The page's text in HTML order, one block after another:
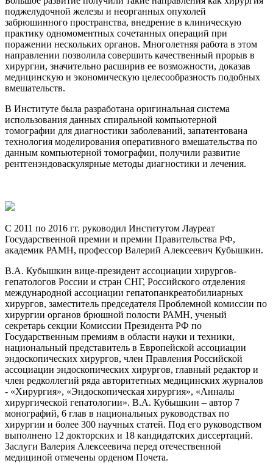
поджелудочной железы и неорганных опухолей
забрюшинного пространства, внедрение в клиническую
практику одномоментных сочетанных операций при
поражении нескольких органов. Многолетняя работа в этом
направлении позволила совершить качественный прорыв в
хирургии, значительно расширив ее возможности, доказав
медицинскую и экономическую целесообразность подобных
вмешательств.
В Институте была разработана оригинальная система
использования данных спиральной компьютерной
томографии для диагностики заболеваний, запатентована
технология моделирования оперативного вмешательства по
данным компьютерной томографии, получили развитие
рентгенэндоваскулярные методы диагностики и лечения.
С 2011 по 2016 гг. руководил Институтом Лауреат
Государственной премии и премии Правительства РФ,
академик РАМН, профессор Валерий Алексеевич Кубышкин.
В.А. Кубышкин вице-президент ассоциации хирургов-
гепатологов России и стран СНГ, Российского отделения
международной ассоциации гепатопанкреатобилиарных
хирургов, заместитель председателя Проблемной комиссии по
хирургии органов брюшной полости РАМН, ученый
секретарь секции Комиссии Президента РФ по
Государственным премиям в области науки и техники,
национальный представитель в Европейской ассоциации
эндоскопических хирургов, член Правления Российской
ассоциации эндоскопических хирургов, главный редактор и
член редколлегий ряда авторитетных медицинских журналов
- «Хирургия», «Эндоскопическая хирургия», «Анналы
хирургической гепатологии». В.А. Кубышкин – автор 7
монографий, 6 глав в национальных руководствах по
хирургии и более 300 научных статей. Под его руководством
выполнено 12 докторских и 18 кандидатских диссертаций.
Заслуги Валерия Алексеевича перед отечественной
медициной отмечены орденом Почета.